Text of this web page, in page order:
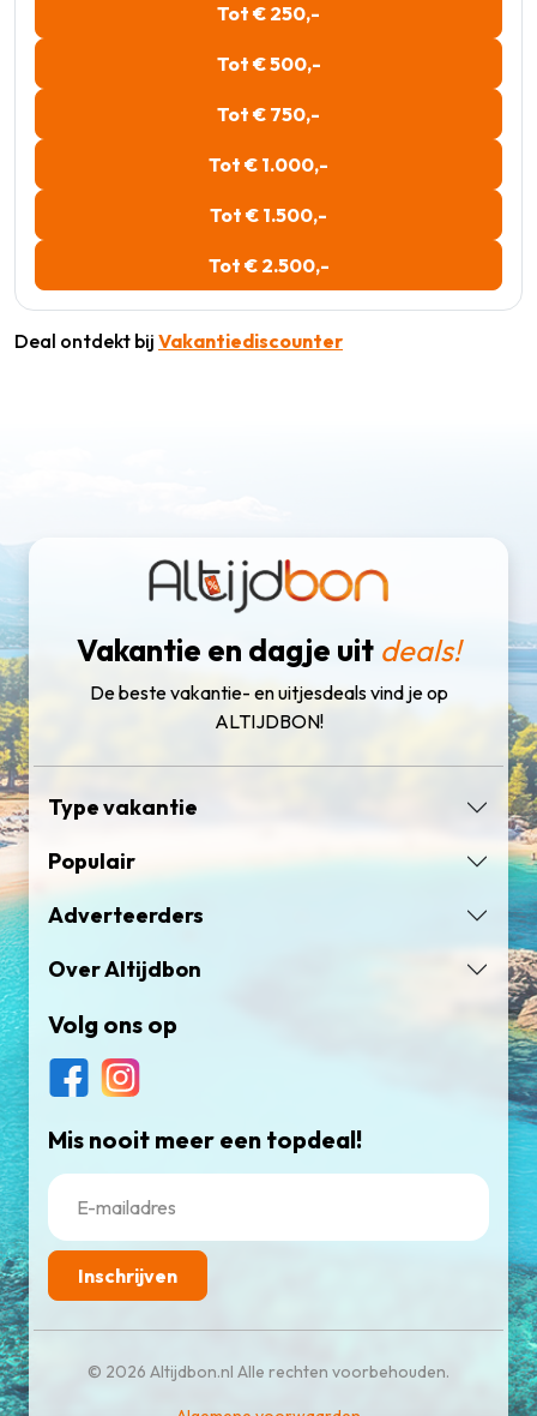
Tot € 250,-
Tot € 500,-
Tot € 750,-
Tot € 1.000,-
Tot € 1.500,-
Tot € 2.500,-
Deal ontdekt bij Vakantiediscounter
Vakantie en dagje uit deals!
De beste vakantie- en uitjesdeals vind je op
ALTIJDBON!
Type vakantie
Populair
Adverteerders
Over Altijdbon
Volg ons op
Mis nooit meer een topdeal!
Inschrijven
© 2026 Altijdbon.nl Alle rechten voorbehouden.